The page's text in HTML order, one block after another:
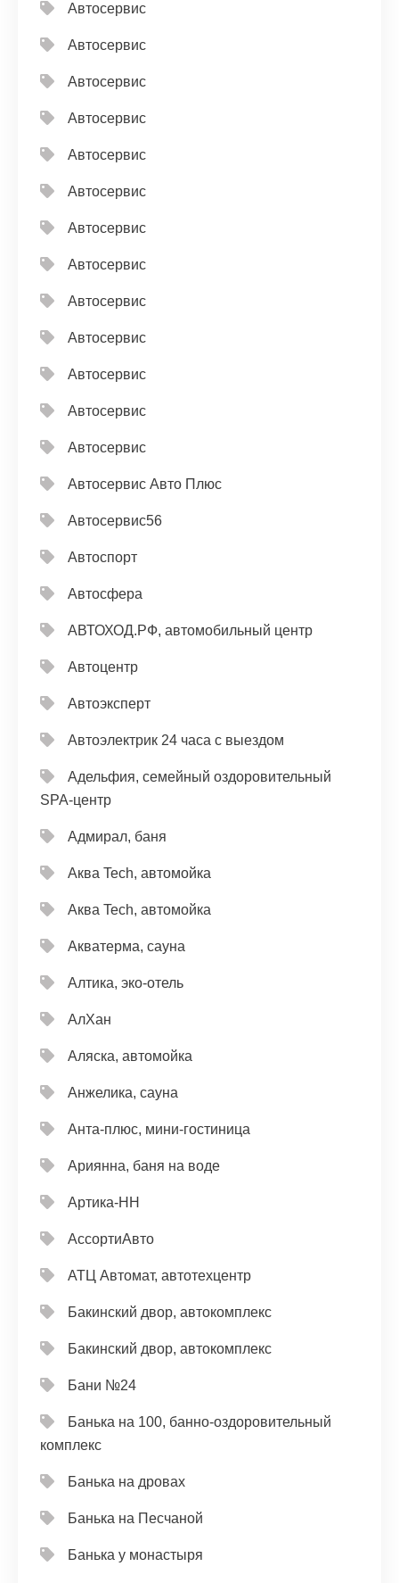
Автосервис
Автосервис
Автосервис
Автосервис
Автосервис
Автосервис
Автосервис
Автосервис
Автосервис
Автосервис
Автосервис
Автосервис
Автосервис
Автосервис Авто Плюс
Автосервис56
Автоспорт
Автосфера
АВТОХОД.РФ, автомобильный центр
Автоцентр
Автоэксперт
Автоэлектрик 24 часа с выездом
Адельфия, семейный оздоровительный
SPA-центр
Адмирал, баня
Аква Tech, автомойка
Аква Tech, автомойка
Акватерма, сауна
Алтика, эко-отель
АлХан
Аляска, автомойка
Анжелика, сауна
Анта-плюс, мини-гостиница
Ариянна, баня на воде
Артика-НН
АссортиАвто
АТЦ Автомат, автотехцентр
Бакинский двор, автокомплекс
Бакинский двор, автокомплекс
Бани №24
Банька на 100, банно-оздоровительный
комплекс
Банька на дровах
Банька на Песчаной
Банька у монастыря